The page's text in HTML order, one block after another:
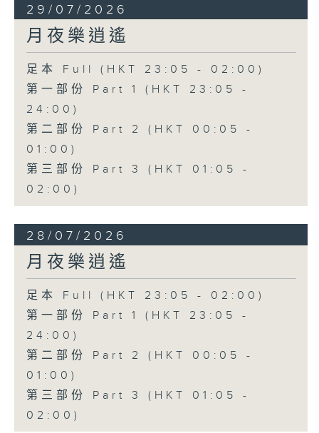
29/07/2026
月夜樂逍遙
足本 Full (HKT 23:05 - 02:00)
第一部份 Part 1 (HKT 23:05 -
24:00)
第二部份 Part 2 (HKT 00:05 -
01:00)
第三部份 Part 3 (HKT 01:05 -
02:00)
28/07/2026
月夜樂逍遙
足本 Full (HKT 23:05 - 02:00)
第一部份 Part 1 (HKT 23:05 -
24:00)
第二部份 Part 2 (HKT 00:05 -
01:00)
第三部份 Part 3 (HKT 01:05 -
02:00)